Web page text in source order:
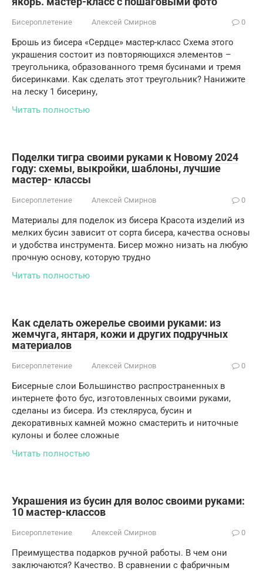
Бисероплетение Алексей Смирнов 0
Брошь из бисера «Сердце» мастер-класс Схема этого
украшения состоит из повторяющихся элементов –
треугольника, образованного тремя бусинами и тремя
бисеринками. Как сделать этот треугольник? Нанижите
на леску 1 бисерину,
Читать полностью
Поделки тигра своими руками к Новому 2024
году: схемы, выкройки, шаблоны, лучшие
мастер- классы
Бисероплетение Алексей Смирнов 0
Материалы для поделок из бисера Красота изделий из
мелких бусин зависит от сорта бисера, качества основы
и удобства инструмента. Бисер можно низать на любую
прочную основу, которую трудно
Читать полностью
Как сделать ожерелье своими руками: из
жемчуга, янтаря, кожи и других подручных
материалов
Бисероплетение Алексей Смирнов 0
Бисерные слои Большинство распространенных в
интернете фото бус, изготовленных своими руками,
сделаны из бисера. Из стекляруса, бусин и
декоративных камней можно смастерить и ниточные
кулоны и более сложные
Читать полностью
Украшения из бусин для волос своими руками:
10 мастер-классов
Бисероплетение Алексей Смирнов 0
Преимущества подарков ручной работы. В чем они
заключаются? Качество. В сравнении с фабричным